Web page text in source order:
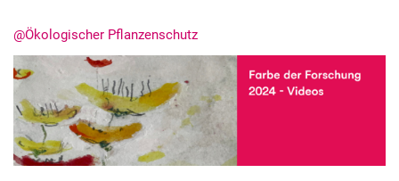
@Ökologischer Pflanzenschutz